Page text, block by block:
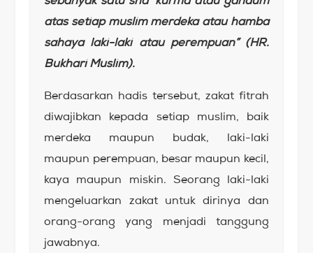
atas setiap muslim merdeka atau hamba
sahaya laki-laki atau perempuan” (HR.
Bukhari Muslim).
Berdasarkan hadis tersebut, zakat fitrah
diwajibkan kepada setiap muslim, baik
merdeka maupun budak, laki-laki
maupun perempuan, besar maupun kecil,
kaya maupun miskin. Seorang laki-laki
mengeluarkan zakat untuk dirinya dan
orang-orang yang menjadi tanggung
jawabnya.